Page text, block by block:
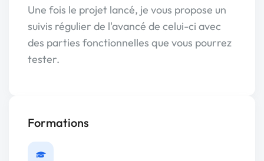
Une fois le projet lancé, je vous propose un
suivis régulier de l'avancé de celui-ci avec
des parties fonctionnelles que vous pourrez
tester.
Formations